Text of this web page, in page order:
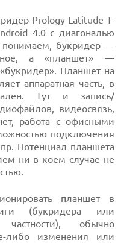
Prology Latitude T-
4.0 с диагональю
букридер —
а «планшет» —
Планшет на
аппаратная часть, в
Тут и запись/
видеосвязь,
работа с офисными
подключения
Потенциал планшета
ни в коем случае не
планшет в
(букридера или
обычно
либо изменения или